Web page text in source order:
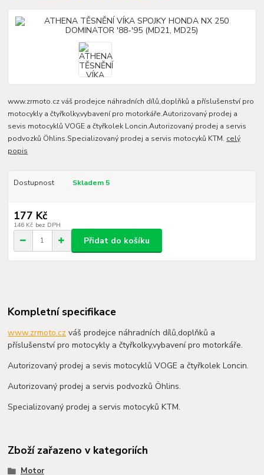
www.zrmoto.cz váš prodejce náhradních dílů,doplňků a příslušenství pro
motocykly a čtyřkolky,vybavení pro motorkáře.Autorizovaný prodej a
sevis motocyklů VOGE a čtyřkolek Loncin.Autorizovaný prodej a servis
podvozků Öhlins.Specializovaný prodej a servis motocyků KTM. celý
popis
Dostupnost Skladem 5
177 Kč
146 Kč bez DPH
Přidat do košíku
Kompletní specifikace
www.zrmoto.cz váš prodejce náhradních dílů,doplňků a
příslušenství pro motocykly a čtyřkolky,vybavení pro motorkáře.
Autorizovaný prodej a sevis motocyklů VOGE a čtyřkolek Loncin.
Autorizovaný prodej a servis podvozků Öhlins.
Specializovaný prodej a servis motocyků KTM.
Zboží zařazeno v kategoriích
Motor